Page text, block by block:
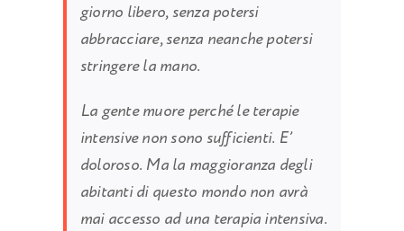
giorno libero, senza potersi
abbracciare, senza neanche potersi
stringere la mano.
La gente muore perché le terapie
intensive non sono sufficienti. E’
doloroso. Ma la maggioranza degli
abitanti di questo mondo non avrà
mai accesso ad una terapia intensiva.